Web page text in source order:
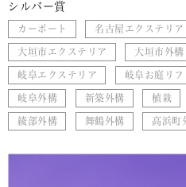
シルバー賞
カーポート 名古屋エクステリア
大垣市エクステリア 大垣市外構
岐阜エクステリア 岐阜お庭リフ
岐阜外構 新築外構 植栽
綾部外構 舞鶴外構 高浜町